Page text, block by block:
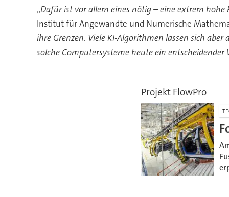
„Dafür ist vor allem eines nötig – eine extrem hohe
Institut für Angewandte und Numerische
ihre Grenzen. Viele KI-Algorithmen lassen sich
solche Computersysteme heute ein entscheidender
Projekt FlowPro